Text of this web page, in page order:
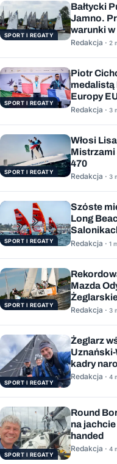
SPORT I REGATY
Bałtycki
Jamno.
warunki
Redakcja · 2
SPORT I REGATY
Piotr
Europy
Redakcja · 3
SPORT I REGATY
Włosi
Mistrzami
470
Redakcja · 3
SPORT I REGATY
Szóste
Long
Redakcja · 1
SPORT I REGATY
Mazda
Redakcja · 3
SPORT I REGATY
Żeglarz
kadry
Stację
Redakcja · 4
SPORT I REGATY
Round
na
handed
Redakcja · 4